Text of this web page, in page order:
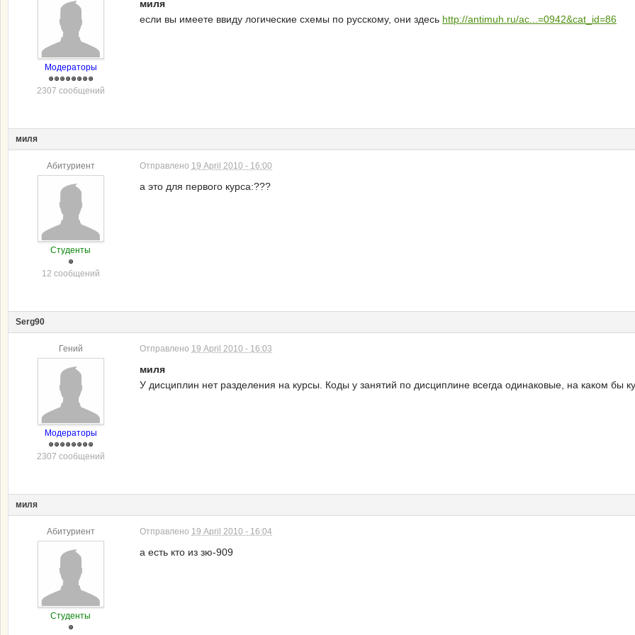
Модераторы
2307 сообщений
миля
если вы имеете ввиду логические схемы по русскому, они здесь http://antimuh.ru/ac...=0942&cat_id=86
миля
Абитуриент
Студенты
12 сообщений
Отправлено 19 April 2010 - 16:00
а это для первого курса:???
Serg90
Гений
Модераторы
2307 сообщений
Отправлено 19 April 2010 - 16:03
миля
У дисциплин нет разделения на курсы. Коды у занятий по дисциплине всегда одинаковые, на каком бы
миля
Абитуриент
Студенты
Отправлено 19 April 2010 - 16:04
а есть кто из зю-909